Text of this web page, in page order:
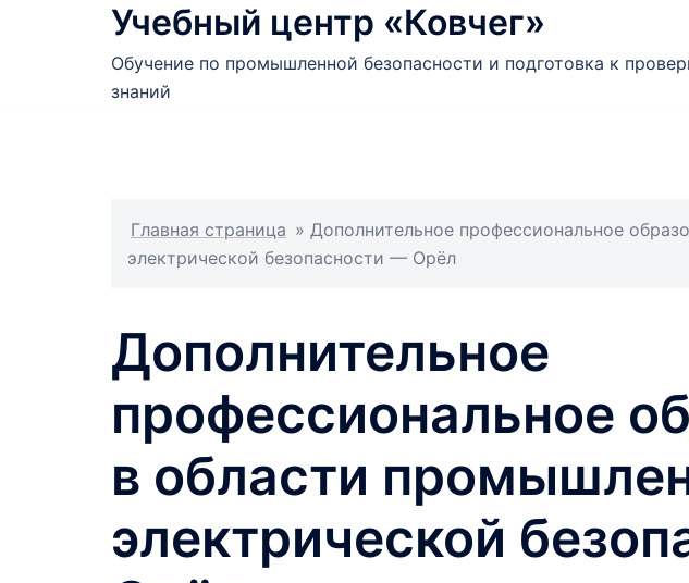
содержимому
Учебный центр «Ковчег»
Обучение по промышленной безопасности и подготовка к
знаний
Главная страница » Дополнительное профессиональное
электрической безопасности — Орёл
Дополнительное
профессиональное
в области
электрической